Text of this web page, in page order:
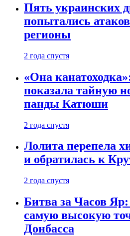
Пять украинских
попытались
регионы
2 года спустя
«Она
показала тайную
панды Катюши
2 года спустя
Лолита перепела
и обратилась к
2 года спустя
Битва за Часов
самую высокую
Донбасса